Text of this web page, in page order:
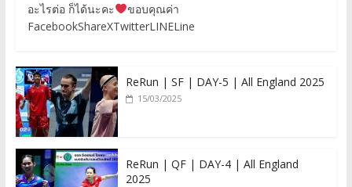
อะไรต่อ ก็ได้นะคะ
ขอบคุณค่า
FacebookShareXTwitterLINELine
ReRun | SF | DAY-5 | All England 2025
15/03/2025
ReRun | QF | DAY-4 | All England
2025